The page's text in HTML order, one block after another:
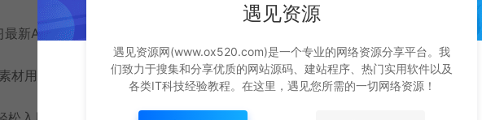
新Ai玩法，掌握Ai图文视频制作技能，丰富个人能力；
材用于产品宣传，想靠Ai低成本、高效率产出素材，降低运营成本。
遇见资源
遇见资源网(www.ox520.com)是一个专业的网络资源分享平台。我
们致力于搜集和分享优质的网站源码、建站程序、热门实用软件以及
各类IT科技经验教程。在这里，遇见您所需的一切网络资源！